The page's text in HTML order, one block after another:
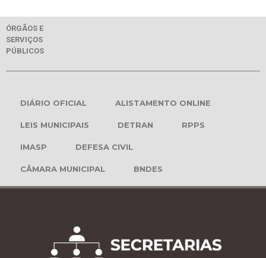
ÓRGÃOS E
SERVIÇOS
PÚBLICOS
DIÁRIO OFICIAL ALISTAMENTO ONLINE
LEIS MUNICIPAIS DETRAN RPPS
IMASP DEFESA CIVIL
CÂMARA MUNICIPAL BNDES